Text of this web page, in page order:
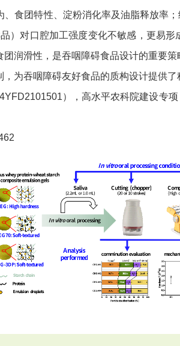
食团特性、淀粉消化率及油脂释放率
）对口腔加工强度变化不敏感，更易
润滑性，是吞咽障碍食品设计的重要策
吞咽障碍友好食品的质构设计提供了
），高水平农科院建设专